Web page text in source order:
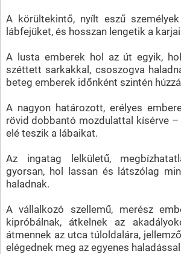
A körültekintő, nyílt eszű
lábfejüket, és hosszan lengetik a
A lusta emberek hol az út egyik,
széttett sarkakkal, csoszogva
beteg emberek időnként szintén
A nagyon határozott, erélyes
rövid dobbantó mozdulattal kísérve –
elé teszik a lábaikat.
Az ingatag lelkületű,
gyorsan, hol lassan és látszólag
haladnak.
A vállalkozó szellemű, merész
kipróbálnak, átkelnek az
átmennek az utca túloldalára,
elégednek meg az egyenes